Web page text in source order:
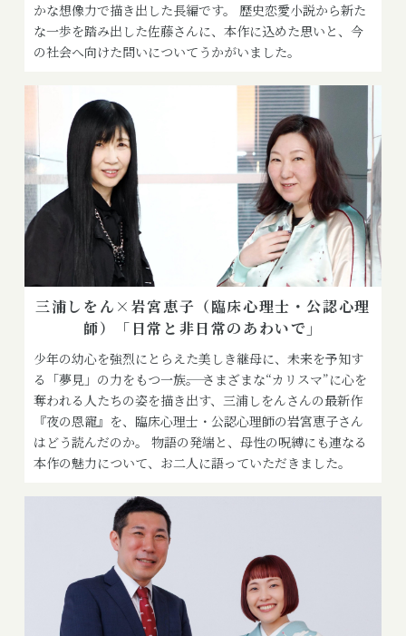
かな想像力で描き出した長編です。 歴史恋愛小説から新た
な一歩を踏み出した佐藤さんに、本作に込めた思いと、今
の社会へ向けた問いについてうかがいました。
三浦しをん×岩宮恵子（臨床心理士・公認心理
師）「日常と非日常のあわいで」
少年の幼心を強烈にとらえた美しき継母に、未来を予知す
る「夢見」の力をもつ一族――。 さまざまな“カリスマ”に心を
奪われる人たちの姿を描き出す、三浦しをんさんの最新作
『夜の恩寵』を、臨床心理士・公認心理師の岩宮恵子さん
はどう読んだのか。 物語の発端と、母性の呪縛にも連なる
本作の魅力について、お二人に語っていただきました。